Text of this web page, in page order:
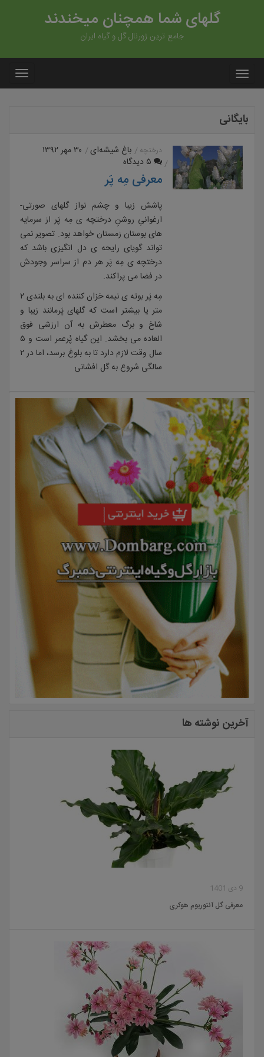
گلهای شما همچنان میخندند
جامع ترین ژورنال گل و گیاه ایران
بایگانی
درختچه باغ شیشه‌ای
۳۰ مهر ۱۳۹۲
۵ دیدگاه
معرفی مِه پَر
پاشش زیبا و چشم نواز گلهای صورتی-
ارغوانیِ روشنِ درختچه ی مِه پَر از سرمایه
های بوستان زمستان خواهد بود. تصویر نمی
تواند گویای رایحه ی دل انگیزی باشد که
درختچه ی مِه پَر هر دم از سراسر وجودش
در فضا می پراکند.
مِه پَر بوته ی نیمه خزان کننده ای به بلندی ۲
متر یا بیشتر است که گلهای پَرمانند زیبا و
شاخ و برگ معطرش به آن ارزشی فوق
العاده می بخشد. این گیاه پُرعمر است و ۵
سال وقت لازم دارد تا به بلوغ برسد، اما در ۲
سالگی شروع به گل افشانی
آخرین نوشته ها
9 دی 1401
معرفی گل آنتوریوم هوکری